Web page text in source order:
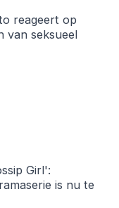
reageert op
van seksueel
Girl':
is nu te